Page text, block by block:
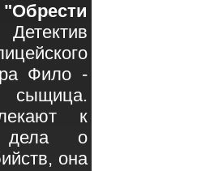
Фило -
сыщица.
к
дела о
она